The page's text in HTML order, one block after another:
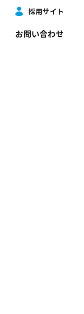
採用サイト
お問い合わせ